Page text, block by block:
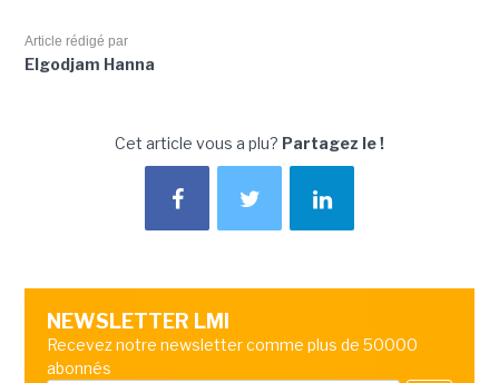
Article rédigé par
Elgodjam Hanna
Cet article vous a plu? Partagez le !
NEWSLETTER LMI
Recevez notre newsletter comme plus de 50000
abonnés